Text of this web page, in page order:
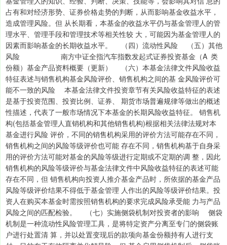
占有和对经济形势、证券价格走势的判断，从而影响基金收益水平，
造成管理风险。但 从长期看，本基金的收益水平仍与基金管理人的管
理水平、管理手段和管理技术等相关性较 大，可能因为基金管理人的
因素而影响基金的长期收益水平。 （四）流动性风险 （五）其他
风险 南方中证全指汽车指数发起式证券投资基金（A 类
份额）基金产品资料概要（更新） （六）本基金法律文件风险收益
特征表述与销售机构基金风险评价、销售机构之间的基 金风险评价可
能不一致的风险 本基金法律文件投资章节有关风险收益特征的表述
是基于投资范围、投资比例、证券、 期货市场普遍规律等做出的概述
性描述，代表了一般市场情况下本基金的长期风险收益特征。 销售机
构(包括基金管理人直销机构和其他销售机构)根据相关法律法规对本
基金进行风险 评价，不同的销售机构采用的评价方法可能存在不同，
销售机构之间的风险等级评价也可能 存在不同，销售机构基于自身采
用的评价方法可能对基金的风险等级进行定期或不定期的调 整，因此
销售机构的风险等级评价与基金法律文件中风险收益特征的表述可能
存在不同，但 销售机构向投资人推介基金产品时，所依据的基金产品
风险等级评价结果不得低于基金管理 人作出的风险等级评价结果。投
资人在购买本基金时需按照销售机构的要求完成风险承受能 力与产品
风险之间的匹配检验。 （七）实施侧袋机制对投资者的影响 侧袋
机制是一种流动性风险管理工具，是将特定资产分离至专门的侧袋账
户进行处置清 算，并以处置变现后的款项向基金份额持有人进行支